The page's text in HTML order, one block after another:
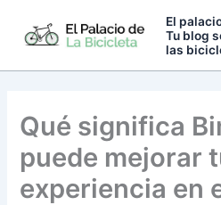
El
Tu blog
las
Qué significa
puede mejorar
experiencia en